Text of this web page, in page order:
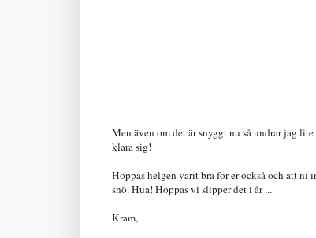
Men även om det är snyggt nu så undrar jag
klara sig!
Hoppas helgen varit bra för er också och att ni
snö. Hua! Hoppas vi slipper det i år ...
Kram,